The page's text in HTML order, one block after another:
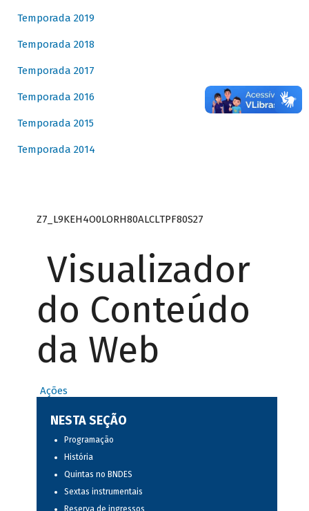
Temporada 2019
Temporada 2018
Temporada 2017
Temporada 2016
Temporada 2015
Temporada 2014
Z7_L9KEH4O0LORH80ALCLTPF80S27
Visualizador
do Conteúdo
da Web
Ações
NESTA SEÇÃO
Programação
História
Quintas no BNDES
Sextas instrumentais